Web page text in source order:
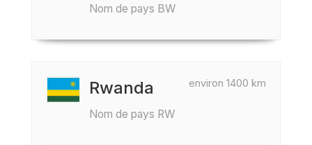
Nom de pays BW
environ 1400 km
Rwanda
Nom de pays RW